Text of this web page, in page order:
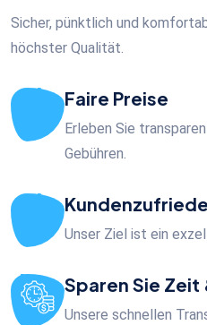
Sicher, pünktlich und
höchster Qualität.
Faire Preise
Erleben Sie
Gebühren.
Unser Ziel ist ein
Sparen Sie Zeit
Unsere schnellen